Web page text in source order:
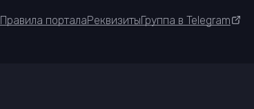
Правила порталаРеквизитыГруппа в Telegram